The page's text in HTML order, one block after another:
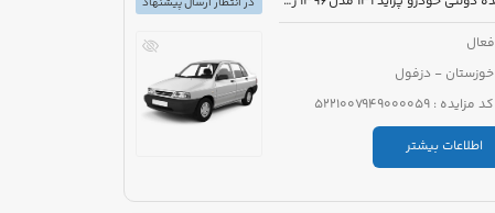
فعال
خوزستان - دزفول
کد مزایده : 5221007949000059
اطلاعات بیشتر